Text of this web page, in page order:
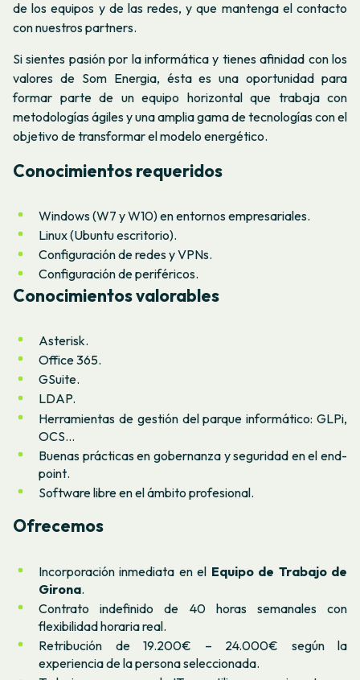
de los equipos y de las redes, y que mantenga el contacto
con nuestrospartners.
Si sientes pasión por la informática y tienes afinidad con los
valores de Som Energia, ésta es una oportunidad para
formar parte de un equipo horizontal que trabaja con
metodologías ágiles y una amplia gama de tecnologías con el
objetivo de transformar el modelo energético.
Conocimientos requeridos
Windows (W7 y W10) en entornos empresariales.
Linux (Ubuntu escritorio).
Configuración de redes y VPNs.
Configuración de periféricos.
Conocimientos valorables
Asterisk.
Office 365.
GSuite.
LDAP.
Herramientas de gestión del parque informático: GLPi,
OCS...
Buenas prácticas en gobernanza y seguridad en el end-
point.
Software libre en el ámbito profesional.
Ofrecemos
Incorporación inmediata en el Equipo de Trabajo de
Girona.
Contrato indefinido de 40 horas semanales con
flexibilidad horaria real.
Retribución de 19.200€ – 24.000€ según la
experiencia de la persona seleccionada.